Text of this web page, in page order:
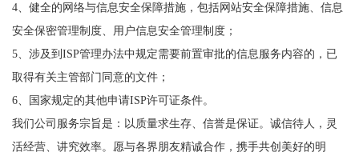
4、健全的网络与信息安全保障措施，包括网站安全保障措施、信息
安全保密管理制度、用户信息安全管理制度；
5、涉及到ISP管理办法中规定需要前置审批的信息服务内容的，已
取得有关主管部门同意的文件；
6、国家规定的其他申请ISP许可证条件。
我们公司服务宗旨是：以质量求生存、信誉是保证。诚信待人，灵
活经营、讲究效率。愿与各界朋友精诚合作，携手共创美好的明